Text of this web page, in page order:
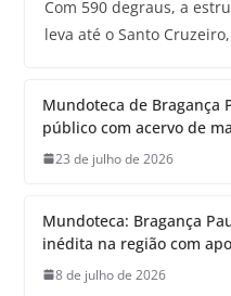
Com 590 degraus, a
leva até o Santo
Mundoteca de Bragança
público com acervo de
23 de julho de 2026
Mundoteca: Bragança
inédita na região com
8 de julho de 2026